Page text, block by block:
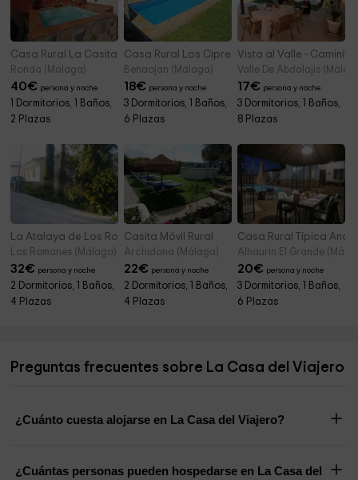
Casa Rural La Casita
Ronda (Málaga)
40€ persona y noche
1 Dormitorios, 1 Baños,
2 Plazas
Casa Rural Los Cipreses
Benaojan (Málaga)
18€ persona y noche
3 Dormitorios, 1 Baños,
6 Plazas
Vista al Valle - Caminito
Valle De Abdalajis
17€ persona y noche
3 Dormitorios, 1 Baños,
8 Plazas
La Atalaya de Los Romanes
Los Romanes (Málaga)
32€ persona y noche
2 Dormitorios, 1 Baños,
4 Plazas
Casita Móvil Rural
Archidona (Málaga)
22€ persona y noche
2 Dormitorios, 1 Baños,
4 Plazas
Casa Rural Típica
Alhaurin El Grande
20€ persona y noche
3 Dormitorios, 1 Baños,
6 Plazas
Preguntas frecuentes sobre La Casa del Viajero
¿Cuánto cuesta alojarse en La Casa del Viajero?
¿Cuántas personas pueden hospedarse en La Casa del